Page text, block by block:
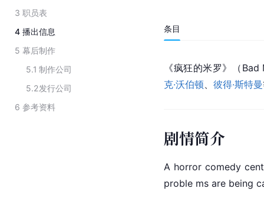
3 职员表
4 播出信息
5 幕后制作
5.1 制作公司
5.2发行公司
6 参考资料
条目
《疯狂的米罗》（
克·沃伯顿
彼得·斯特曼
剧情简介
A horror comedy
proble ms are being